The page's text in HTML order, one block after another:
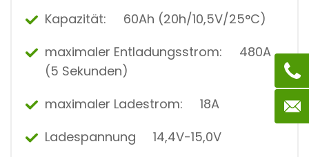
Kapazität: 60Ah (20h/10,5V/25°C)
maximaler Entladungsstrom: 480A
(5 Sekunden)
maximaler Ladestrom: 18A
Ladespannung 14,4V-15,0V